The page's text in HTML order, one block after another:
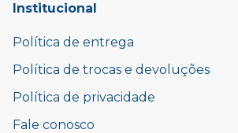
Institucional
Política de entrega
Política de trocas e devoluções
Política de privacidade
Fale conosco